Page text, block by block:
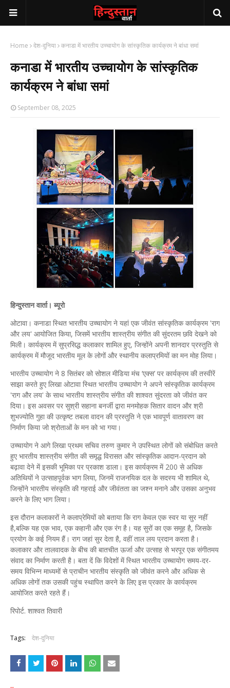
Home देश-दुनिया कनाडा में भारतीय उच्चायोग के सांस्कृतिक कार्यक्रम ने बांधा समां
कनाडा में भारतीय उच्चायोग के सांस्कृतिक
कार्यक्रम ने बांधा समां
September 08, 2025
हिन्दुस्तान वार्ता। ब्यूरो
ओटावा। कनाडा स्थित भारतीय उच्चायोग ने यहां एक जीवंत सांस्कृतिक कार्यक्रम 'राग
और लय' आयोजित किया, जिसमें भारतीय शास्त्रीय संगीत की सुंदरतम छवि देखने को
मिली। कार्यक्रम में सुप्रसिद्ध कलाकार शामिल हुए, जिन्होंने अपनी शानदार प्रस्तुति से
कार्यक्रम में मौजूद भारतीय मूल के लोगों और स्थानीय कलाप्रमियों का मन मोह लिया।
भारतीय उच्चायोग ने 8 सितंबर को सोशल मीडिया मंच ‘एक्स’ पर कार्यक्रम की तस्वीरें
साझा करते हुए लिखा ओटावा स्थित भारतीय उच्चायोग ने अपने सांस्कृतिक कार्यक्रम
'राग और लय' के साथ भारतीय शास्त्रीय संगीत की शाश्वत सुंदरता को जीवंत कर
दिया। इस अवसर पर सुश्री सहाना बनर्जी द्वारा मनमोहक सितार वादन और श्री
शुभज्योति गुहा की उत्कृष्ट तबला वादन की प्रस्तुति ने एक भावपूर्ण वातावरण का
निर्माण किया जो श्रोताओं के मन को भा गया।
उच्चायोग ने आगे लिखा प्रथम सचिव तरुण कुमार ने उपस्थित लोगों को संबोधित करते
हुए भारतीय शास्त्रीय संगीत की समृद्ध विरासत और सांस्कृतिक आदान-प्रदान को
बढ़ावा देने में इसकी भूमिका पर प्रकाश डाला। इस कार्यक्रम में 200 से अधिक
अतिथियों ने उत्साहपूर्वक भाग लिया, जिनमें राजनयिक दल के सदस्य भी शामिल थे,
जिन्होंने भारतीय संस्कृति की गहराई और जीवंतता का जश्न मनाने और उसका अनुभव
करने के लिए भाग लिया।
इस दौरान कलाकारों ने कलाप्रेमियों को बताया कि राग केवल एक स्वर या सुर नहीं
है,बल्कि यह एक भाव, एक कहानी और एक रंग है। यह सुरों का एक समूह है, जिसके
प्रयोग के कई नियम हैं। राग जहां सुर देता है, वहीं ताल लय प्रदान करता है।
कलाकार और तालवादक के बीच की बातचीत ऊर्जा और उत्साह से भरपूर एक संगीतमय
संवाद का निर्माण करती है। बता दें कि विदेशों में स्थित भारतीय उच्चायोग समय-दर-
समय विभिन्न माध्यमों से प्राचीन भारतीय संस्कृति को जीवंत करने और अधिक से
अधिक लोगों तक उसकी पहुंच स्थापित करने के लिए इस प्रकार के कार्यक्रम
आयोजित करते रहते हैं।
रिपोर्ट. शाश्वत तिवारी
Tags: देश-दुनिया